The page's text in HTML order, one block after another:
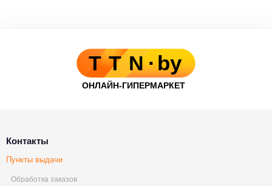
Контакты
Пункты выдачи
Обработка заказов